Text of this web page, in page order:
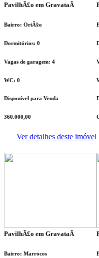
PavilhÃ£o em GravataÃ­
Bairro: OriÃ§o
Dormitórios: 0
Vagas de garagem: 4
WC: 0
Disponível para Venda
360.000,00
Ver detalhes deste imóvel
PavilhÃ£o em GravataÃ­
Bairro: Marrocos